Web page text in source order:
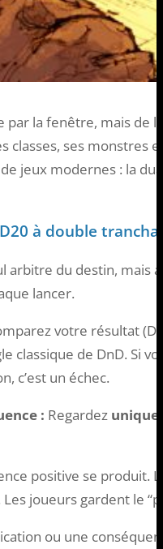
par la fenêtre, mais de
classes, ses monstres
jeux modernes : la
à double
du destin, mais
lancer.
votre résultat
classique de DnD. Si
c’est un échec.
: Regardez
positive se produit.
Les joueurs gardent le
ou une